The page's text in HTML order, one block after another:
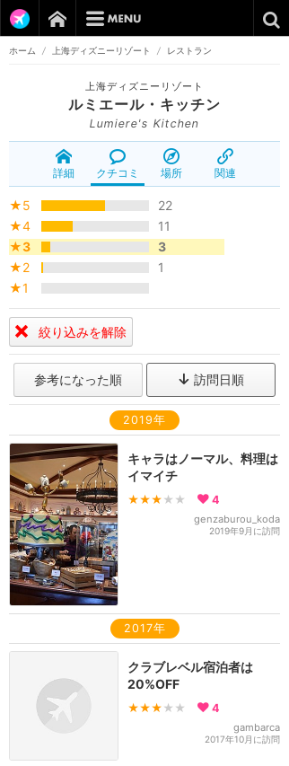
ホーム / 上海ディズニーリゾート / レストラン
上海ディズニーリゾート
ルミエール・キッチン
Lumiere's Kitchen
詳細 クチコミ 場所 関連
★5
22
★4
11
★3
3
★2
1
★1
絞り込みを解除
参考になった順 訪問日順
2019年
キャラはノーマル、料理は
イマイチ
★★★ ★★ 4
genzaburou_koda
2019年9月に訪問
2017年
クラブレベル宿泊者は
20%OFF
★★★ ★★ 4
gambarca
2017年10月に訪問